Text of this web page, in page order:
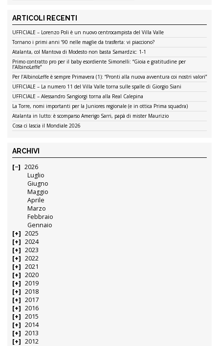
ARTICOLI RECENTI
UFFICIALE – Lorenzo Poli è un nuovo centrocampista del Villa Valle
Tornano i primi anni ’90 nelle maglie da trasferta: vi piacciono?
Atalanta, col Mantova di Modesto non basta Samardzic: 1-1
Primo contratto pro per il baby esordiente Simonelli: “Gioia e gratitudine per
l’AlbinoLeffe”
Per l’AlbinoLeffe è sempre Primavera (1): “Pronti alla nuova avventura coi nostri valori”
UFFICIALE – La numero 11 del Villa Valle torna sulle spalle di Giorgio Siani
UFFICIALE – Alessandro Sangiorgi torna alla Real Calepina
La Torre, nomi importanti per la Juniores regionale (e in ottica Prima squadra)
Atalanta in lutto: è scomparso Amerigo Sarri, papà di mister Maurizio
Cosa ci lascia il Mondiale 2026
ARCHIVI
2026
Luglio
Giugno
Maggio
Aprile
Marzo
Febbraio
Gennaio
2025
2024
2023
2022
2021
2020
2019
2018
2017
2016
2015
2014
2013
2012